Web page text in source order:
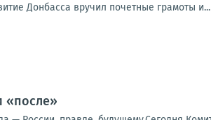
Донбасса вручил почетные грамоты и...
«после»